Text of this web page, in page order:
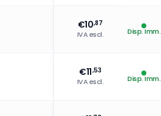
€10,87
IVA escl. Disp. Imm.
€11,53
IVA escl. Disp. Imm.